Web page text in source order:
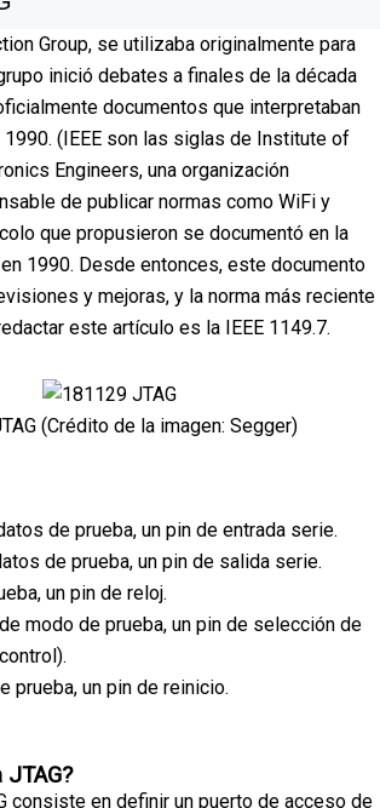
Group, se utilizaba originalmente para
inició debates a finales de la década
documentos que interpretaban
1990. (IEEE son las siglas de Institute of
Engineers, una organización
de publicar normas como WiFi y
que propusieron se documentó en la
1990. Desde entonces, este documento
y mejoras, y la norma más reciente
este artículo es la IEEE 1149.7.
(Crédito de la imagen: Segger)
de prueba, un pin de entrada serie.
de prueba, un pin de salida serie.
un pin de reloj.
modo de prueba, un pin de selección de
prueba, un pin de reinicio.
consiste en definir un puerto de acceso de